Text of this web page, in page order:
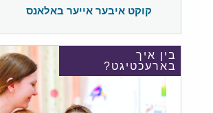
קוקט איבער אייער באלאנס
בין איך
בארעכטיגט?